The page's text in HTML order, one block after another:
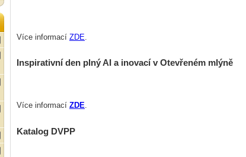
Více informací ZDE
Inspirativní den plný AI a inovací v Otevřeném mlýně
Více informací ZDE
Katalog DVPP